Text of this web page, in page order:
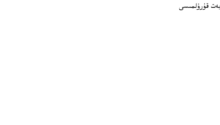
بەت قۇرۇلمىسى